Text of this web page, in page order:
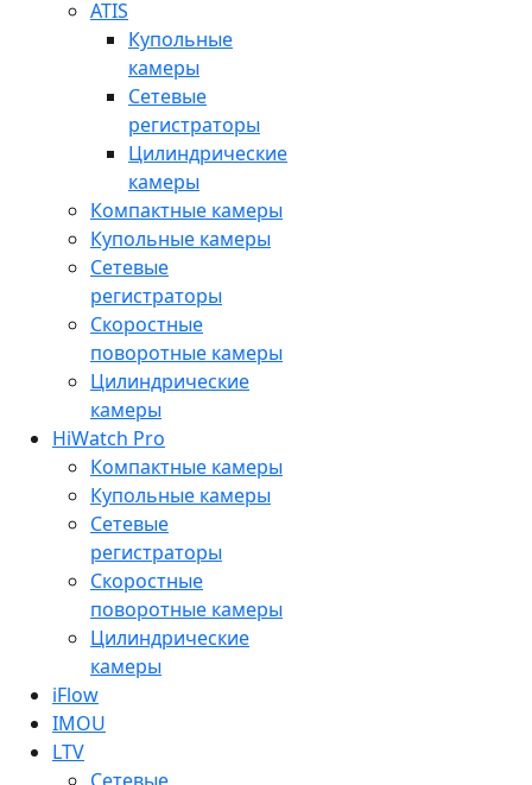
ATIS
Купольные
камеры
Сетевые
регистраторы
Цилиндрические
камеры
Компактные камеры
Купольные камеры
Сетевые
регистраторы
Скоростные
поворотные камеры
Цилиндрические
камеры
HiWatch Pro
Компактные камеры
Купольные камеры
Сетевые
регистраторы
Скоростные
поворотные камеры
Цилиндрические
камеры
iFlow
IMOU
LTV